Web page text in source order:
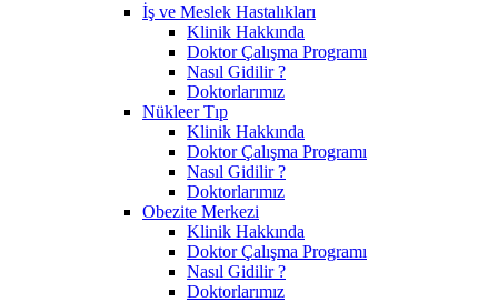
İş ve Meslek Hastalıkları
Klinik Hakkında
Doktor Çalışma Programı
Nasıl Gidilir ?
Doktorlarımız
Nükleer Tıp
Klinik Hakkında
Doktor Çalışma Programı
Nasıl Gidilir ?
Doktorlarımız
Obezite Merkezi
Klinik Hakkında
Doktor Çalışma Programı
Nasıl Gidilir ?
Doktorlarımız